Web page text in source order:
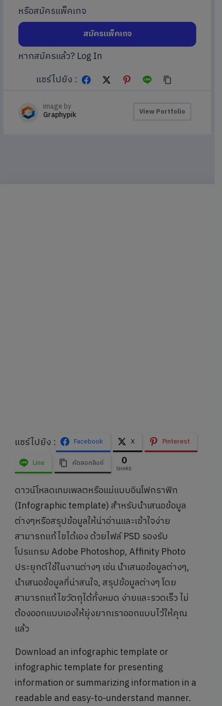
หรือสมัครแพ็คเกจ
สมัครแพ็คเกจ
หากสมัครแล้ว? Log In
แชร์ไปยัง :
image by
Graphypik View Portfolio
แชร์ไปยัง : Facebook X
Pinterest
Line
คัดลอกลิงก์ 0
SHARE
ดาวน์โหลดเทมเพลตหรือแม่แบบอินโฟกราฟิก
(Infographic template) สำหรับนำเสนอข้อมูล
ต่างๆหรือสรุปข้อมูลให้น่าอ่านและเข้าใจง่าย
สามารถแก้ไขได้เอง ด้วยไฟล์ PSD รองรับ
โปรแกรม Adobe Photoshop, Affinity Photo
ประยุกต์ใช้ในงานต่างๆ เช่น นำเสนอข้อมูลต่างๆ,
นำเสนอข้อมูลที่น่าสนใจ, สรุปข้อมูลต่างๆ โดย
สามารถแก้ไขวัตถุได้ทั้งหมด ง่ายและรวดเร็ว ไม่
ต้องออกแบบเองให้ยุ่งยากเราออกแบบไว้ให้คุณ
แล้ว
Download an infographic template or
infographic template for presenting
information or summarizing information in a
readable and easy-to-understand manner.